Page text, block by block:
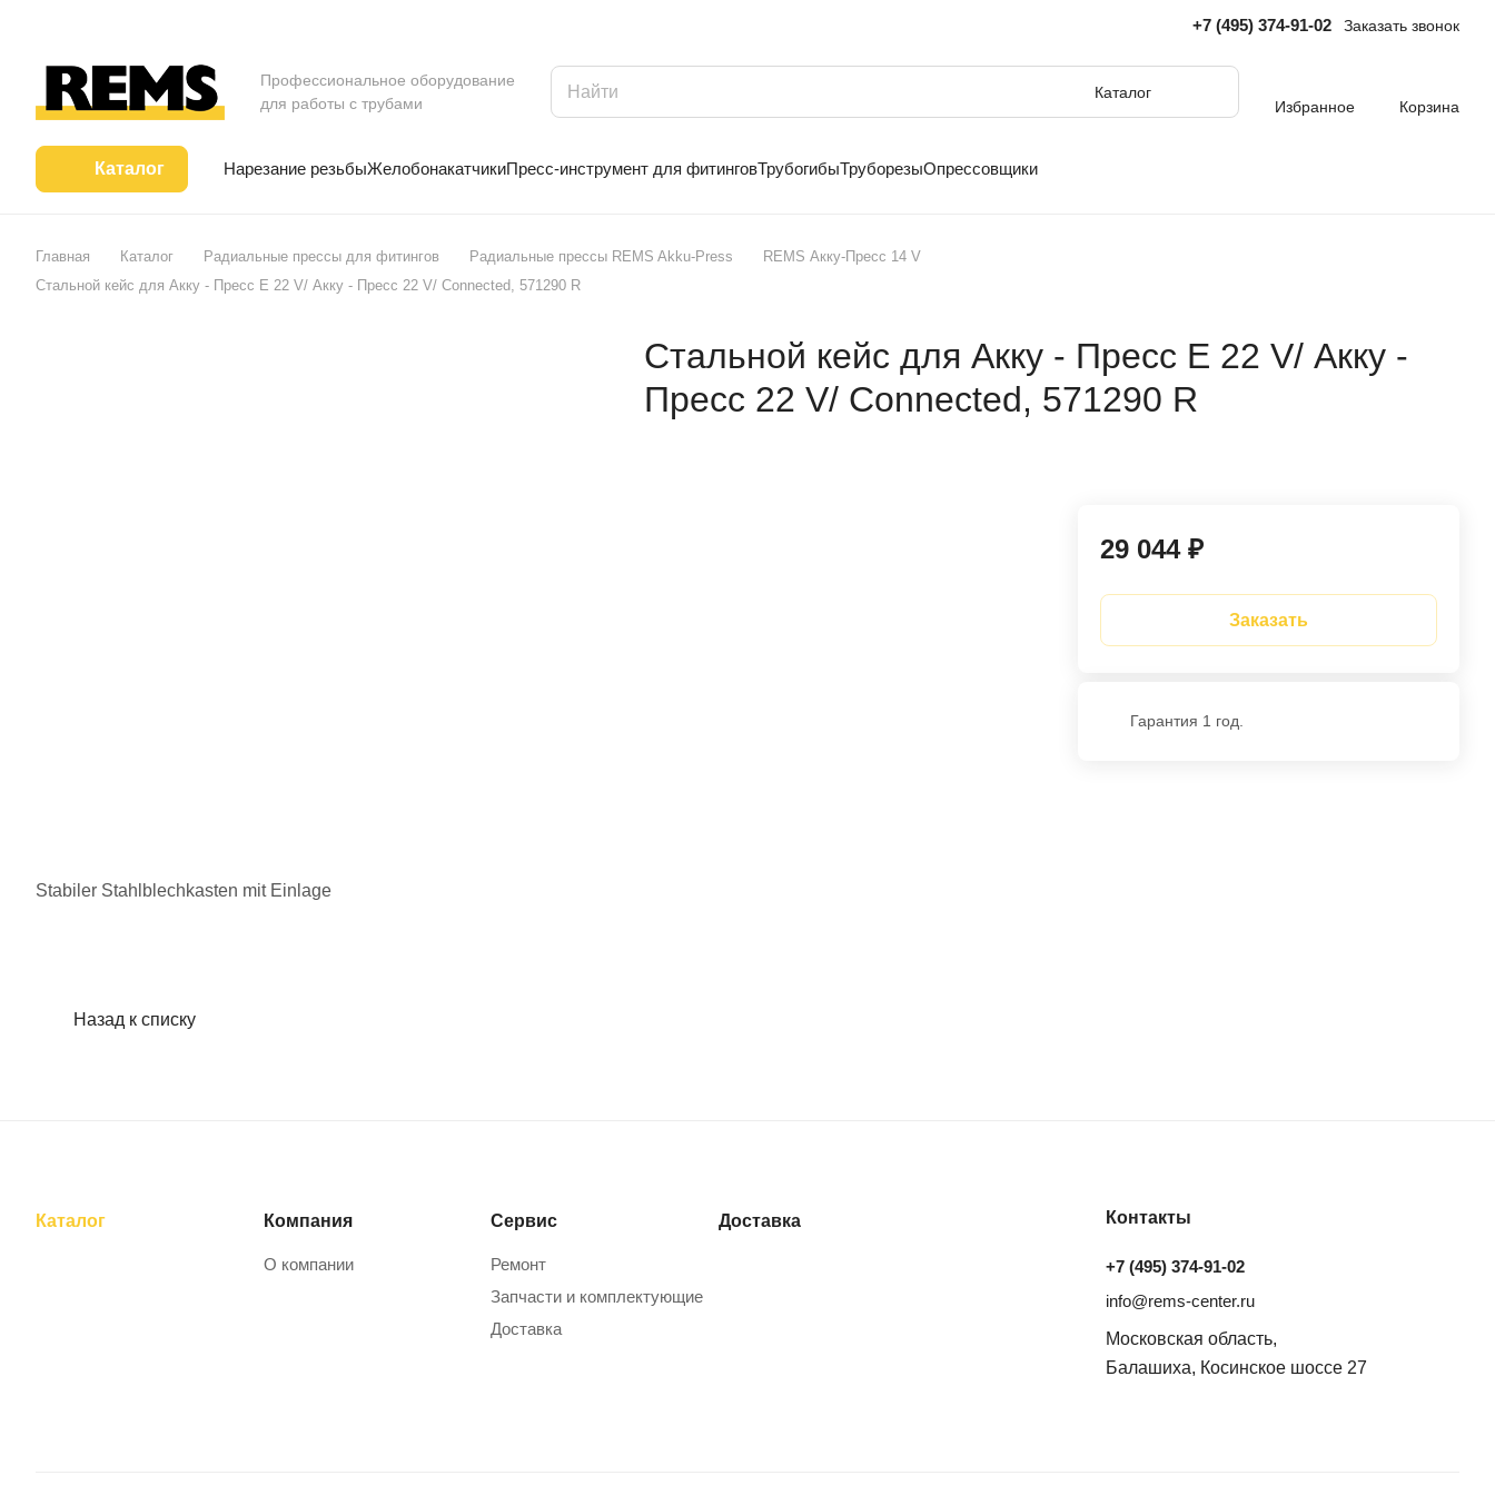
+7 (495) 374-91-02 Заказать звонок
Профессиональное оборудование
для работы с трубами
Каталог
Избранное
Корзина
Каталог Нарезание резьбыЖелобонакатчикиПресс-инструмент для фитинговТрубогибыТруборезыОпрессовщики
Главная Каталог Радиальные прессы для фитингов Радиальные прессы REMS Akku-Press
REMS Акку-Пресс 14 V
Стальной кейс для Акку - Пресс E 22 V/ Акку - Пресс 22 V/ Connected, 571290 R
Стальной кейс для Акку - Пресс E 22 V/ Акку -
Пресс 22 V/ Connected, 571290 R
29 044 ₽
Заказать
Гарантия 1 год.
Stabiler Stahlblechkasten mit Einlage
Назад к списку
Каталог Компания
О компании
Сервис
Ремонт
Запчасти и комплектующие
Доставка
Доставка Контакты
+7 (495) 374-91-02
info@rems-center.ru
Московская область,
Балашиха, Косинское шоссе 27